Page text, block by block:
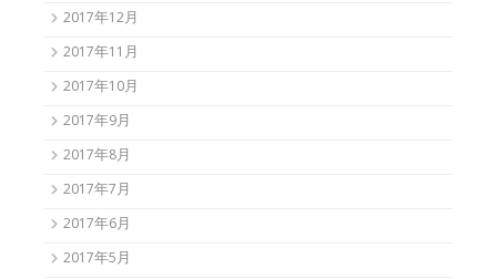
2017年12月
2017年11月
2017年10月
2017年9月
2017年8月
2017年7月
2017年6月
2017年5月